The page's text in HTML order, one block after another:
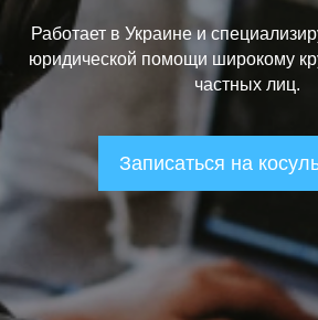
Работает в Украине и
юридической помощи широкому
частных лиц.
Записаться на